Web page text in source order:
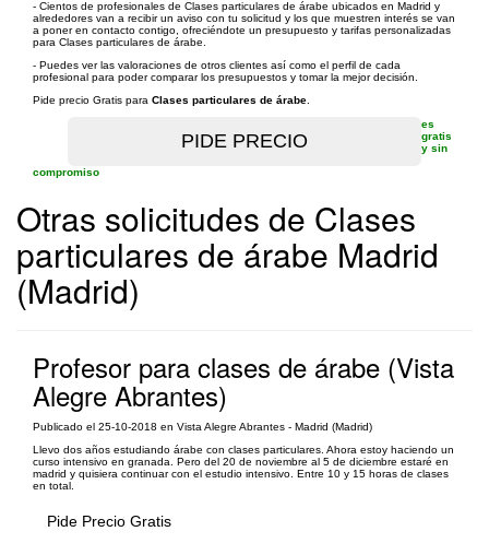
- Cientos de profesionales de Clases particulares de árabe ubicados en Madrid y
alrededores van a recibir un aviso con tu solicitud y los que muestren interés se van
a poner en contacto contigo, ofreciéndote un presupuesto y tarifas personalizadas
para Clases particulares de árabe.
- Puedes ver las valoraciones de otros clientes así como el perfil de cada
profesional para poder comparar los presupuestos y tomar la mejor decisión.
Pide precio Gratis para Clases particulares de árabe
es
gratis
y sin
compromiso
Otras solicitudes de Clases
particulares de árabe Madrid
(Madrid)
Profesor para clases de árabe (Vista
Alegre Abrantes)
Publicado el 25-10-2018 en Vista Alegre Abrantes - Madrid (Madrid)
Llevo dos años estudiando árabe con clases particulares. Ahora estoy haciendo un
curso intensivo en granada. Pero del 20 de noviembre al 5 de diciembre estaré en
madrid y quisiera continuar con el estudio intensivo. Entre 10 y 15 horas de clases
en total.
Pide Precio Gratis